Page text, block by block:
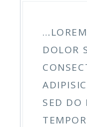
DOLOR
SED DO
TEMPOR